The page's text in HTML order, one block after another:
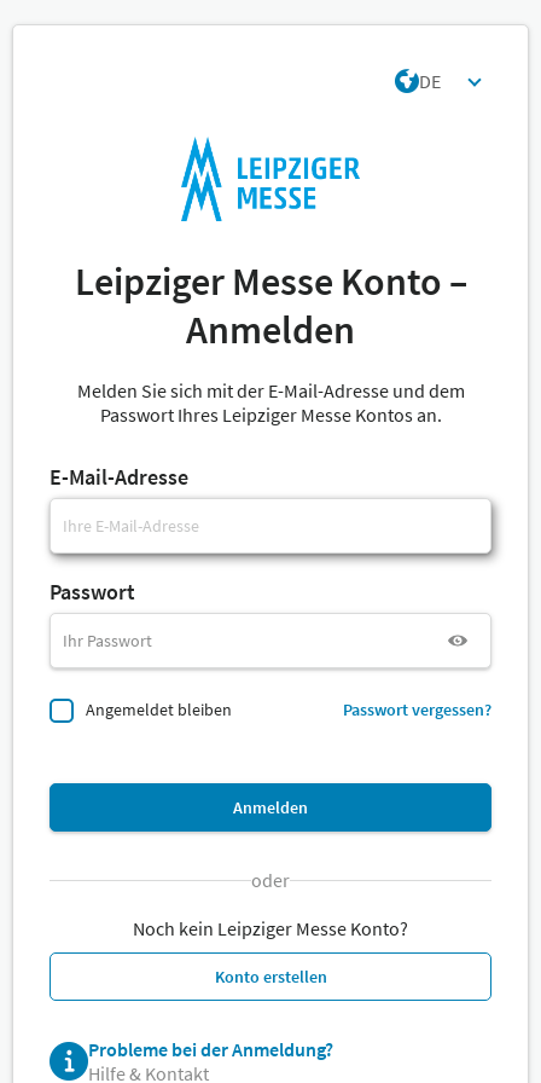
DE
Leipziger Messe Konto –
Anmelden
Melden Sie sich mit der E-Mail-Adresse und dem
Passwort Ihres Leipziger Messe Kontos an.
E-Mail-Adresse
Passwort
Angemeldet bleiben Passwort vergessen?
Anmelden
oder
Noch kein Leipziger Messe Konto?
Konto erstellen
Probleme bei der Anmeldung?
Hilfe & Kontakt